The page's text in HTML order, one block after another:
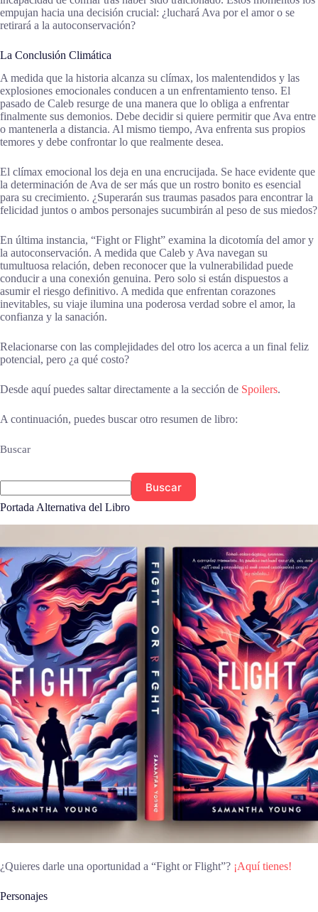
empujan hacia una decisión crucial: ¿luchará Ava por el amor o se
retirará a la autoconservación?
La Conclusión Climática
A medida que la historia alcanza su clímax, los malentendidos y las
explosiones emocionales conducen a un enfrentamiento tenso. El
pasado de Caleb resurge de una manera que lo obliga a enfrentar
finalmente sus demonios. Debe decidir si quiere permitir que Ava entre
o mantenerla a distancia. Al mismo tiempo, Ava enfrenta sus propios
temores y debe confrontar lo que realmente desea.
El clímax emocional los deja en una encrucijada. Se hace evidente que
la determinación de Ava de ser más que un rostro bonito es esencial
para su crecimiento. ¿Superarán sus traumas pasados para encontrar la
felicidad juntos o ambos personajes sucumbirán al peso de sus miedos?
En última instancia, “Fight or Flight” examina la dicotomía del amor y
la autoconservación. A medida que Caleb y Ava navegan su
tumultuosa relación, deben reconocer que la vulnerabilidad puede
conducir a una conexión genuina. Pero solo si están dispuestos a
asumir el riesgo definitivo. A medida que enfrentan corazones
inevitables, su viaje ilumina una poderosa verdad sobre el amor, la
confianza y la sanación.
Relacionarse con las complejidades del otro los acerca a un final feliz
potencial, pero ¿a qué costo?
Desde aquí puedes saltar directamente a la sección de Spoilers.
A continuación, puedes buscar otro resumen de libro:
Buscar
Buscar
Portada Alternativa del Libro
¿Quieres darle una oportunidad a “Fight or Flight”? ¡Aquí tienes!
Personajes